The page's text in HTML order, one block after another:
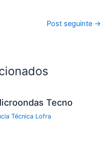
Post seguinte →
Tecno
Técnica Lofra